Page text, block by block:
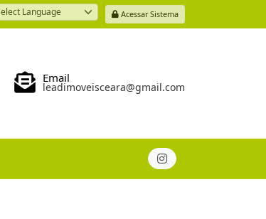
Acessar Sistema
Email
leadimoveisceara@gmail.com